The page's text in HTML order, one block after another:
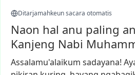
Ditarjamahkeun sacara otomatis
Naon hal anu paling
Assalamu'alaikum sadayana!